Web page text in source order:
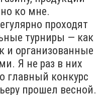
ко мне.
проходят
турниры — как
и организованные
Я не раз в них
главный конкурс
прошел весной.